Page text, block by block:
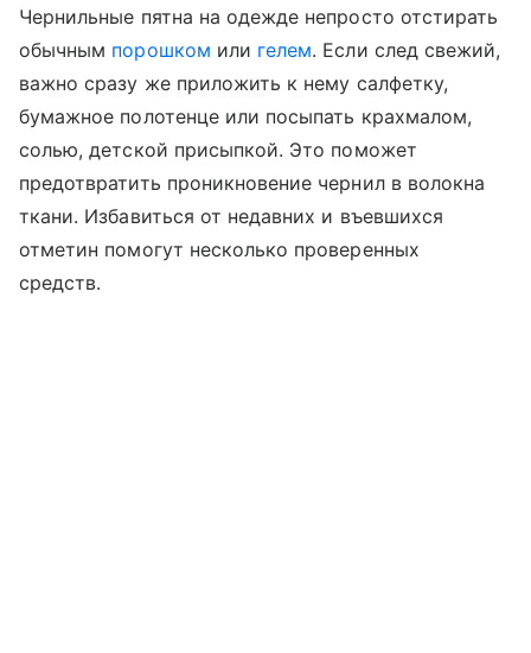
Чернильные пятна на одежде непросто отстирать
обычным порошком или гелем. Если след свежий,
важно сразу же приложить к нему салфетку,
бумажное полотенце или посыпать крахмалом,
солью, детской присыпкой. Это поможет
предотвратить проникновение чернил в волокна
ткани. Избавиться от недавних и въевшихся
отметин помогут несколько проверенных
средств.